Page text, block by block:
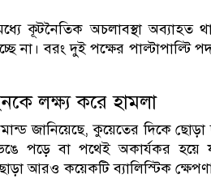
কূটনৈতিক অচলাবস্থা অব্যাহত
না। বরং দুই পক্ষের পাল্টাপাল্টি
লক্ষ্য করে হামলা
জানিয়েছে, কুয়েতের দিকে ছোড়া
পড়ে বা পথেই অকার্যকর হয়ে
আরও কয়েকটি ব্যালিস্টিক